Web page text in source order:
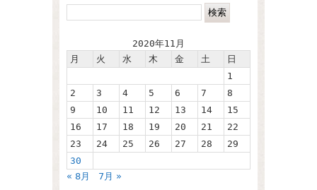
2020年11月
月
火 水 木 金 土
日
1
2
3 4 5 6 7
8
9
10 11 12 13 14
15
16
17 18 19 20 21
22
23
24 25 26 27 28
29
30
« 8月
7月 »